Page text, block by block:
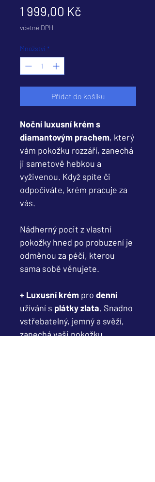
1 999,00 Kč
včetně DPH
Množství *
Přidat do košíku
Noční luxusní krém s
diamantovým prachem, který
vám pokožku rozzáří, zanechá
ji sametově hebkou a
vyživenou. Když spíte či
odpočíváte, krém pracuje za
vás.
Nádherný pocit z vlastní
pokožky hned po probuzení je
odměnou za péči, kterou
sama sobě věnujete.
+ Luxusní krém pro denní
užívání s plátky zlata. Snadno
vstřebatelný, jemný a svěží,
zanechá vaši pokožku